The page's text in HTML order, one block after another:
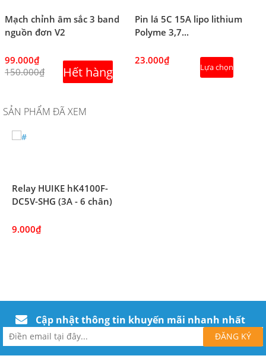
Mạch chỉnh âm sắc 3 band
nguồn đơn V2
99.000₫
150.000₫
Hết hàng
Pin lá 5C 15A lipo lithium
Polyme 3,7...
23.000₫
Lựa chọn
SẢN PHẨM ĐÃ XEM
Relay HUIKE hK4100F-
DC5V-SHG (3A - 6 chân)
9.000₫
Cập nhật thông tin khuyến mãi nhanh nhất